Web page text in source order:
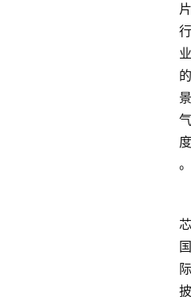
片
行
业
的
景
气
度
。
芯
国
际
披